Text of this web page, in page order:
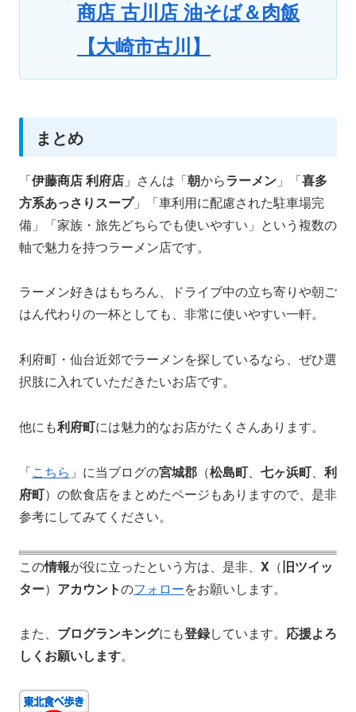
商店 古川店 油そば＆肉飯
【大崎市古川】
まとめ
「伊藤商店 利府店 」さんは「朝からラーメン 」「喜多
方系あっさりスープ」「車利用に配慮された駐車場完
備」「家族・旅先どちらでも使いやすい」という複数の
軸で魅力を持つラーメン店です。
ラーメン好きはもちろん、ドライブ中の立ち寄りや朝ご
はん代わりの一杯としても、非常に使いやすい一軒。
利府町・仙台近郊でラーメンを探しているなら、ぜひ選
択肢に入れていただきたいお店です。
他にも利府町には魅力的なお店がたくさんあります。
「こちら 」に当ブログの宮城郡 （松島町、 七ヶ浜町、 利
府町）の飲食店をまとめたページもありますので、是非
参考にしてみてください。
この情報が役に立ったという方は、是非、 X （旧ツイッ
ター） アカウントのフォローをお願いします。
また、 ブログランキングにも登録しています。 応援よろ
しくお願いします。